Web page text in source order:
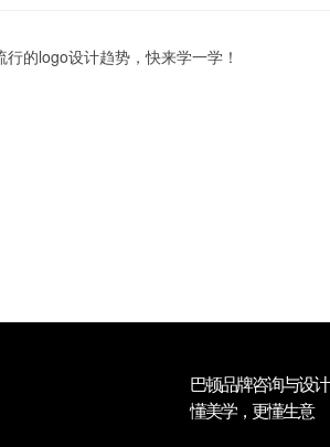
行的logo设计趋势，快来学一学！
巴顿品牌咨询与设计
懂美学，更懂生意